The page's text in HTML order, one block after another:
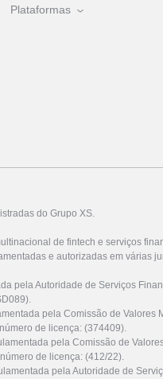
Plataformas
do Grupo XS.
de fintech e serviços
e autorizadas em várias
pela Autoridade de Serviços
pela Comissão de Valores
de licença: (374409).
pela Comissão de
de licença: (412/22).
pela Autoridade de